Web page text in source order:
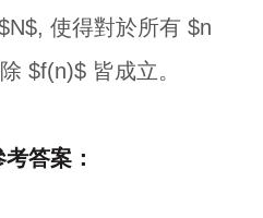
使得對於所有 $n
$f(n)$ 皆成立。
答案：